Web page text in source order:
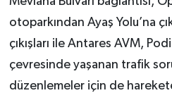
otoparkından Ayaş Yolu’na
çıkışları ile Antares AVM,
çevresinde yaşanan trafik
düzenlemeler için de